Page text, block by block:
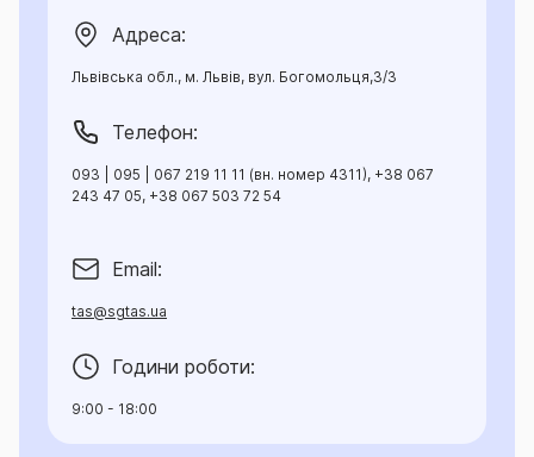
Адреса:
Львівська обл., м. Львів, вул. Богомольця,3/3
Телефон:
093 | 095 | 067 219 11 11 (вн. номер 4311), +38 067
243 47 05, +38 067 503 72 54
Email:
tas@sgtas.ua
Години роботи:
9:00 - 18:00